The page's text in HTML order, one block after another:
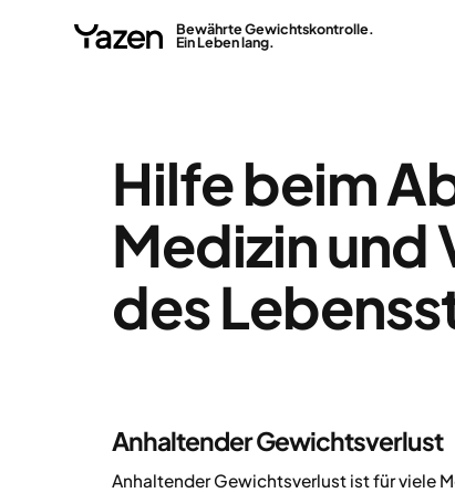
Bewährte Gewichtskontrolle.
Ein Leben lang.
Hilfe beim
Medizin und
des
Anhaltender Gewichtsverlust
Anhaltender Gewichtsverlust ist für viele